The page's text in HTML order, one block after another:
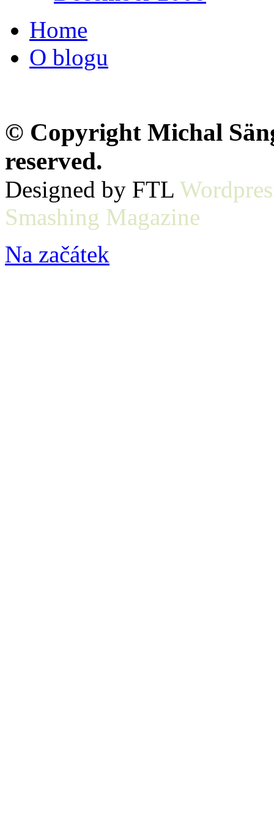
Home
O blogu
© Copyright Michal
reserved.
Designed by FTL
Smashing Magazine
Na začátek